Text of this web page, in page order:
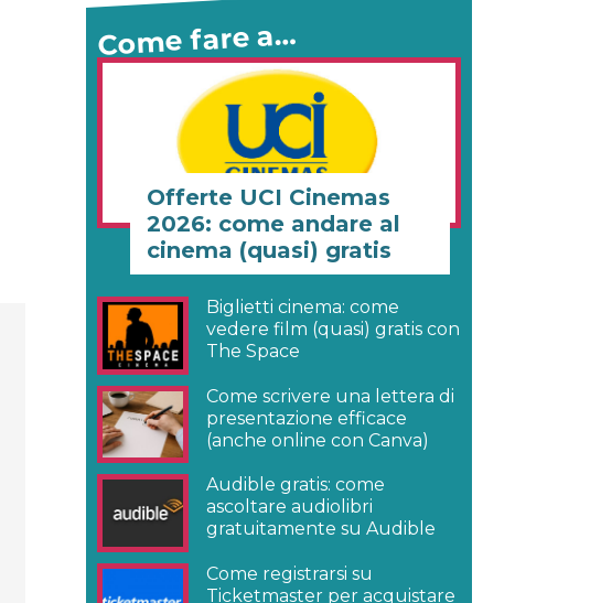
Come fare a…
Offerte UCI Cinemas
2026: come andare al
cinema (quasi) gratis
Biglietti cinema: come
vedere film (quasi) gratis con
The Space
Come scrivere una lettera di
presentazione efficace
(anche online con Canva)
Audible gratis: come
ascoltare audiolibri
gratuitamente su Audible
Come registrarsi su
Ticketmaster per acquistare